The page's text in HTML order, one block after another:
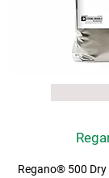
Regano® 500